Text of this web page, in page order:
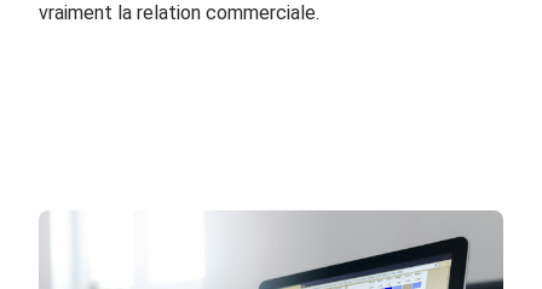
vraiment la relation commerciale.